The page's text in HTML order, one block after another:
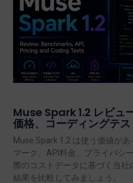
Muse Spark 1.2 レビュ
価格、コーディングテス
Muse Spark 1.2 は使う価値が
マーク、API料金、プライバシ
際のコストデータに基づく当
結果を比較してみましょう。.